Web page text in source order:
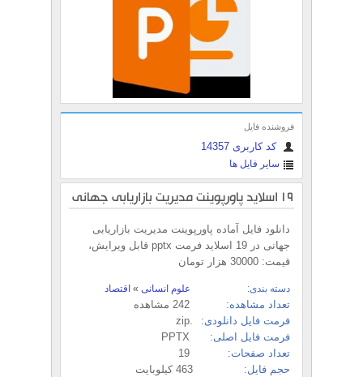
فروشنده فایل
کد کاربری 14357
سایر فایل ها
19 اسلاید پاورپوینت مدیریت بازاریابی جهانی
دانلود فایل آماده پاورپوینت مدیریت بازاریابی
جهانی در 19 اسلاید فرمت pptx قابل ویرایش،
قیمت: 30000 هزار تومان
دسته بندی: علوم انسانی » اقتصاد
تعداد مشاهده:
فرمت فایل دانلودی:
.zip
فرمت فایل اصلی:
تعداد صفحات:
حجم فایل:
463 کیلوبایت